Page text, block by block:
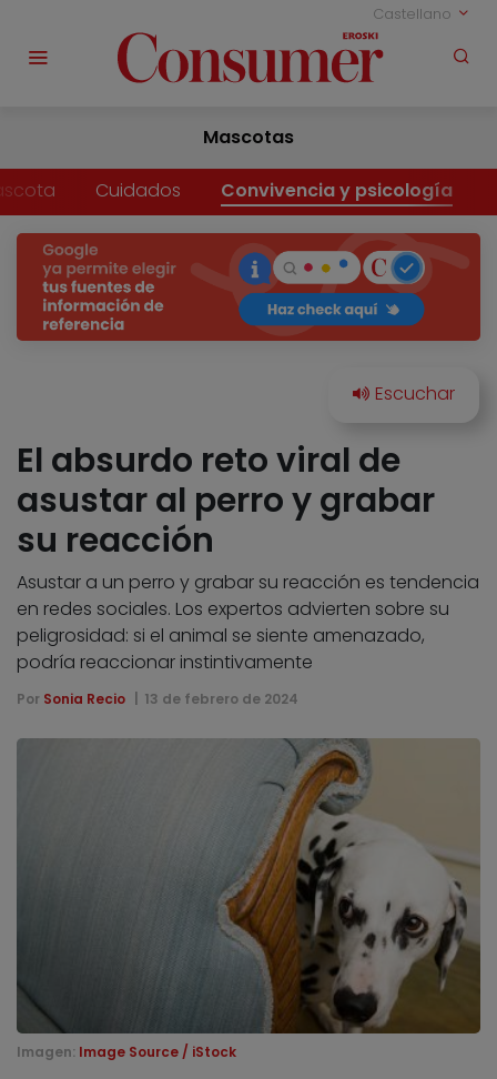
Castellano
Mascotas
Cuidados Convivencia y psicología
El absurdo reto viral de
asustar al perro y grabar
su reacción
Asustar a un perro y grabar su reacción es tendencia
en redes sociales. Los expertos advierten sobre su
peligrosidad: si el animal se siente amenazado,
podría reaccionar instintivamente
Por Sonia Recio 13 de febrero de 2024
Imagen: Image Source / iStock